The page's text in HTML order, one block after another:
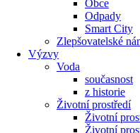
Obce
Odpady
Smart City
Zlepšovatelské
Výzvy
Voda
současnost
z historie
Životní prostředí
Životní
Životní